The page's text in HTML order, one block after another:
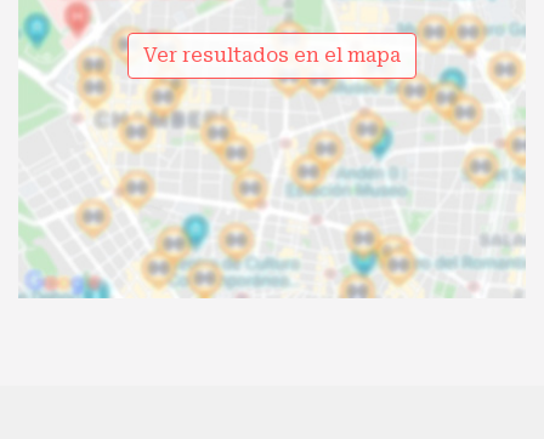
Ver resultados en el mapa